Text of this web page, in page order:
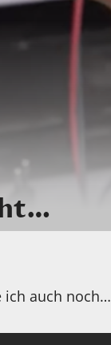
ich auch noch…